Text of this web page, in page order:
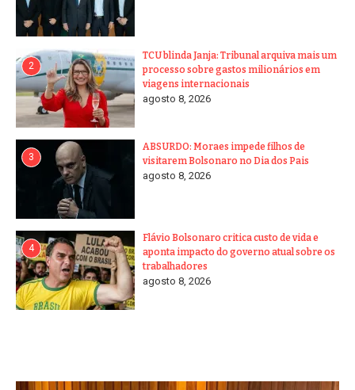
2
TCU blinda Janja: Tribunal arquiva mais um
processo sobre gastos milionários em
viagens internacionais
agosto 8, 2026
3
ABSURDO: Moraes impede filhos de
visitarem Bolsonaro no Dia dos Pais
agosto 8, 2026
4
Flávio Bolsonaro critica custo de vida e
aponta impacto do governo atual sobre os
trabalhadores
agosto 8, 2026